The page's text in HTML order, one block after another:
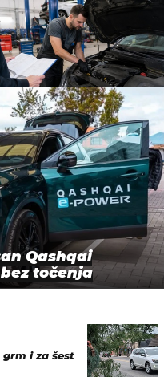
Qashqai
točenja
grm i za šest